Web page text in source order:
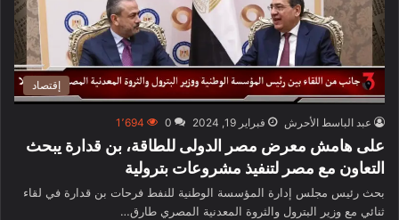
إقتصاد
عبد الباسط الأحرش فبراير 19, 2024 0 1٬694
على هامش معرض مصر الدولى للطاقة، بن قدارة يبحث
التعاون مع مصر لتنفيذ مشروعات بترولية
بحث رئيس مجلس إدارة المؤسسة الوطنية للنفط فرحات بن قدارة في لقاء
ثنائي مع وزير البترول والثروة المعدنية المصري طارق…